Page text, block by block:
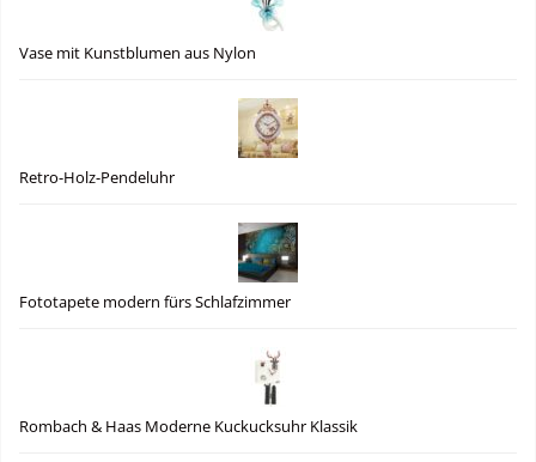
Vase mit Kunstblumen aus Nylon
Retro-Holz-Pendeluhr
Fototapete modern fürs Schlafzimmer
Rombach & Haas Moderne Kuckucksuhr Klassik